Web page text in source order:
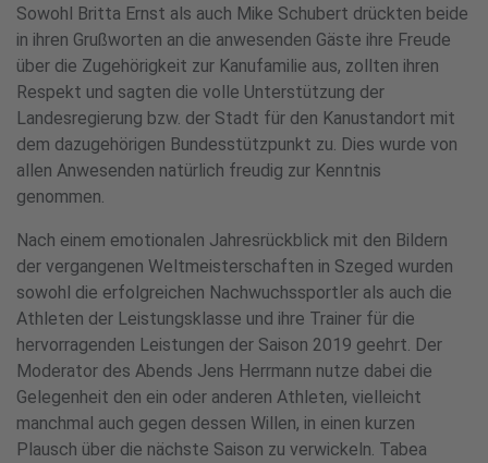
Sowohl Britta Ernst als auch Mike Schubert drückten beide
in ihren Grußworten an die anwesenden Gäste ihre Freude
über die Zugehörigkeit zur Kanufamilie aus, zollten ihren
Respekt und sagten die volle Unterstützung der
Landesregierung bzw. der Stadt für den Kanustandort mit
dem dazugehörigen Bundesstützpunkt zu. Dies wurde von
allen Anwesenden natürlich freudig zur Kenntnis
genommen.
Nach einem emotionalen Jahresrückblick mit den Bildern
der vergangenen Weltmeisterschaften in Szeged wurden
sowohl die erfolgreichen Nachwuchssportler als auch die
Athleten der Leistungsklasse und ihre Trainer für die
hervorragenden Leistungen der Saison 2019 geehrt. Der
Moderator des Abends Jens Herrmann nutze dabei die
Gelegenheit den ein oder anderen Athleten, vielleicht
manchmal auch gegen dessen Willen, in einen kurzen
Plausch über die nächste Saison zu verwickeln. Tabea